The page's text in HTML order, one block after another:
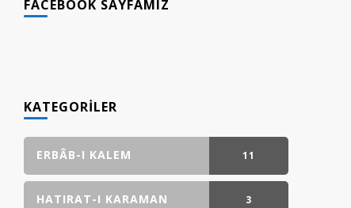
FACEBOOK SAYFAMIZ
KATEGORILER
ERBÂB-I KALEM 11
GÖNDERI(LER)
HATIRAT-I KARAMAN 3